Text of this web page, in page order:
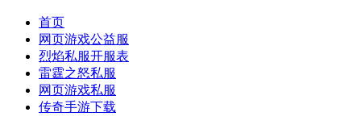
首页
网页游戏公益服
烈焰私服开服表
雷霆之怒私服
网页游戏私服
传奇手游下载